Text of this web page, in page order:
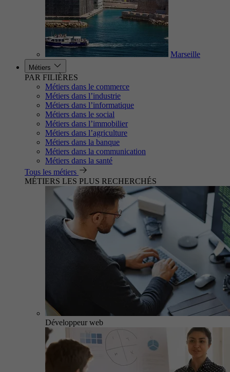
Marseille
Métiers
PAR FILIÈRES
Métiers dans le commerce
Métiers dans l’industrie
Métiers dans l’informatique
Métiers dans le social
Métiers dans l’immobilier
Métiers dans l’agriculture
Métiers dans la banque
Métiers dans la communication
Métiers dans la santé
Tous les métiers
MÉTIERS LES PLUS RECHERCHÉS
Développeur web